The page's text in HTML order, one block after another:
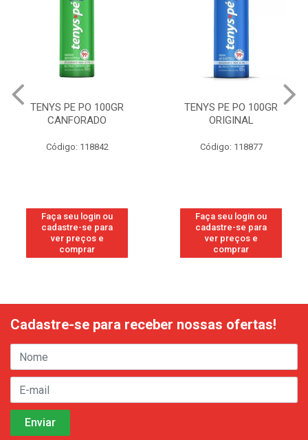
TENYS PE PO 100GR
CANFORADO
Código: 118842
Faça seu login ou
cadastre-se para
ver preços e
comprar
TENYS PE PO 100GR
ORIGINAL
Código: 118877
Faça seu login ou
cadastre-se para
ver preços e
comprar
Cadastre-se para receber nossas ofertas!